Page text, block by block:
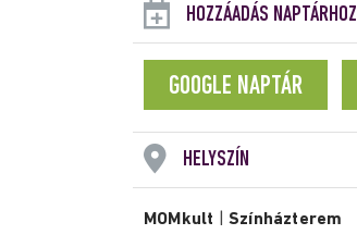
HOZZÁADÁS NAPTÁRHOZ
GOOGLE NAPTÁR
HELYSZÍN
MOMkult |Színházterem